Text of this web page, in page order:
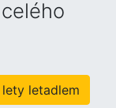
letadlem